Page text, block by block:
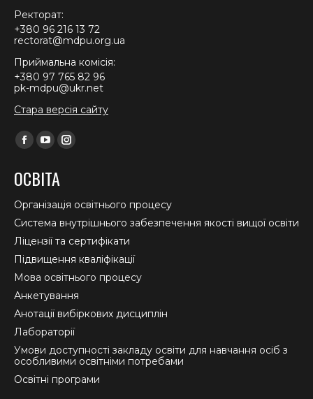
Ректорат:
+380 96 216 13 72
rectorat@mdpu.org.ua
Приймальна комісія:
+380 97 765 82 96
pk-mdpu@ukr.net
Стара версія сайту
Find us on:
Facebook
opens
in
new
window
YouTube
opens
in
new
window
Instagram
in
new
window
ОСВІТА
Організація освітнього процесу
Система внутрішнього забезпечення якості вищої освіти
Ліцензії та сертифікати
Підвищення кваліфікації
Мова освітнього процесу
Анкетування
Анотації вибіркових дисциплін
Лабораторії
Умови доступності закладу освіти для навчання осіб з
особливими освітніми потребами
Освітні програми